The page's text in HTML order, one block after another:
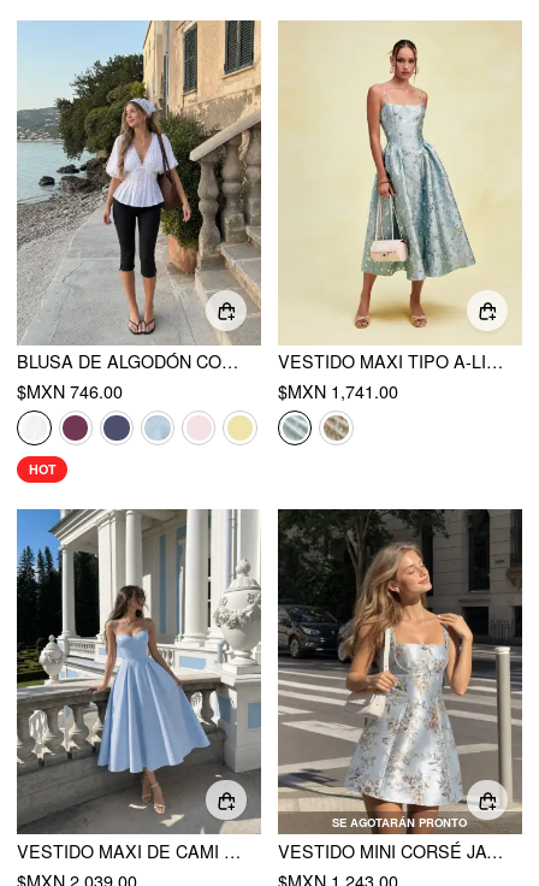
BLUSA DE ALGODÓN CON ESCOTE EN V, BORDADO INGLÉS, PLISADO, FRUNCIDO Y MANGA CORTA
$MXN 746.00
HOT
VESTIDO MAXI TIPO A-LINE CON CORSÉ ESTILO BUSTIER Y CAMI DE JACQUARD FLORAL CON ENCAJE Y CORDONES
$MXN 1,741.00
VESTIDO MAXI DE CAMI ACAMPANADO CON ESCOTE CORAZÓN DE SATÉN
$MXN 2,039.00
SE AGOTARÁN PRONTO
VESTIDO MINI CORSÉ JACQUARD FLORAL ESCOTE CUADRADO CORDONES
$MXN 1,243.00